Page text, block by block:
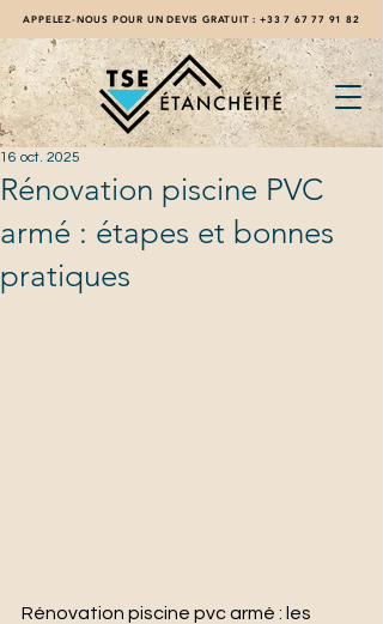
APPELEZ-NOUS POUR UN DEVIS GRATUIT : +33 7 67 77 91 82
Rénovation piscine PVC
armé : étapes et bonnes
pratiques
16 oct. 2025
Rénovation piscine pvc armé : les